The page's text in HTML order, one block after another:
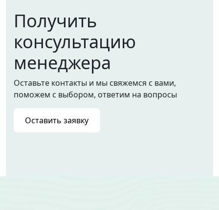
Получить
консультацию
менеджера
Оставьте контакты и мы свяжемся с вами,
поможем с выбором, ответим на вопросы
Оставить заявку